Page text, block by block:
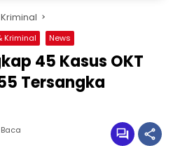
Kriminal News
45 Kasus OKT
Tersangka